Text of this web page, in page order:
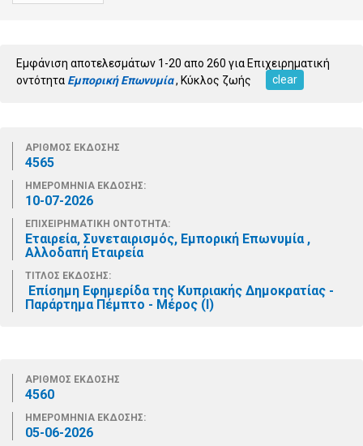
Εμφάνιση αποτελεσμάτων 1-20 απο 260 για Επιχειρηματική
οντότητα Εμπορική Επωνυμία, Κύκλος ζωής clear
ΑΡΙΘΜΟΣ ΕΚΔΟΣΗΣ
4565
ΗΜΕΡΟΜΗΝΙΑ ΕΚΔΟΣΗΣ:
10-07-2026
ΕΠΙΧΕΙΡΗΜΑΤΙΚΗ ΟΝΤΟΤΗΤΑ:
Εταιρεία, Συνεταιρισμός, Εμπορική Επωνυμία ,
Αλλοδαπή Εταιρεία
ΤΙΤΛΟΣ ΕΚΔΟΣΗΣ:
Επίσημη Εφημερίδα της Κυπριακής Δημοκρατίας -
Παράρτημα Πέμπτο - Μέρος (Ι)
ΑΡΙΘΜΟΣ ΕΚΔΟΣΗΣ
4560
ΗΜΕΡΟΜΗΝΙΑ ΕΚΔΟΣΗΣ:
05-06-2026